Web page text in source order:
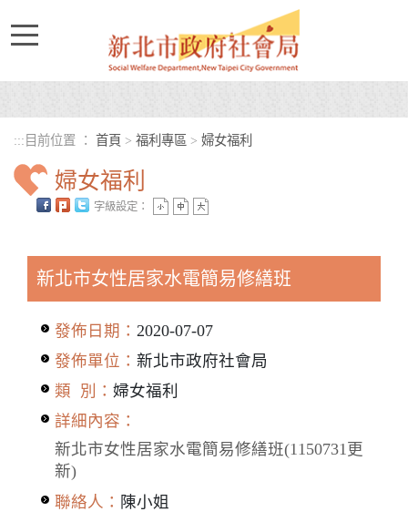
::: 目前位置 ： 首頁 > 福利專區 > 婦女福利
婦女福利
字級設定：
新北市女性居家水電簡易修繕班
發佈日期： 2020-07-07
發佈單位： 新北市政府社會局
類 別： 婦女福利
詳細內容：
新北市女性居家水電簡易修繕班(1150731更
新)
聯絡人： 陳小姐